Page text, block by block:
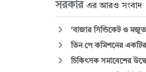
সরকার এর আরও সংবাদ
‘বাজার সিন্ডিকেট ও
তিন পে কমিশনের একটির
চিকিৎসক সমাবেশের